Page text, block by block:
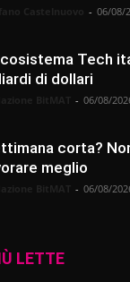
- 06/08/
Tech
di dollari
- 06/08/
corta?
meglio
- 06/08/
LETTE